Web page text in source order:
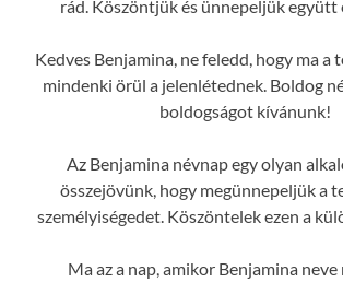
rád. Köszöntjük és ünnepeljük együtt
Kedves Benjamina, ne feledd, hogy ma a
mindenki örül a jelenlétednek. Boldog
boldogságot kívánunk!
Az Benjamina névnap egy olyan
összejövünk, hogy megünnepeljük a
személyiségedet. Köszöntelek ezen a
Ma az a nap, amikor Benjamina